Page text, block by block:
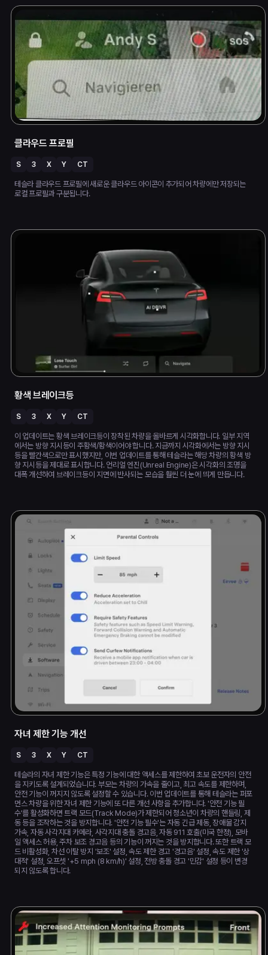
클라우드 프로필
S 3 X Y CT
테슬라 클라우드 프로필에 새로운 클라우드 아이콘이 추가되어 차량에만 저장되는
로컬 프로필과 구분됩니다.
황색 브레이크등
S 3 X Y CT
이 업데이트는 황색 브레이크등이 장착된 차량을 올바르게 시각화합니다. 일부 지역
에서는 방향 지시등이 주황색/황색이어야 합니다. 지금까지 시각화에서는 방향 지시
등을 빨간색으로만 표시했지만, 이번 업데이트를 통해 테슬라는 해당 차량의 황색 방
향 지시등을 제대로 표시합니다. 언리얼 엔진(Unreal Engine)은 시각화의 조명을
대폭 개선하여 브레이크등이 지면에 반사되는 모습을 훨씬 더 눈에 띄게 만듭니다.
자녀 제한 기능 개선
S 3 X Y CT
테슬라의 자녀 제한 기능은 특정 기능에 대한 액세스를 제한하여 초보 운전자의 안전
을 지키도록 설계되었습니다. 부모는 차량의 가속을 줄이고, 최고 속도를 제한하며,
안전 기능이 꺼지지 않도록 설정할 수 있습니다. 이번 업데이트를 통해 테슬라는 퍼포
먼스 차량을 위한 자녀 제한 기능에 또 다른 개선 사항을 추가합니다. '안전 기능 필
수'를 활성화하면 트랙 모드(Track Mode)가 제한되어 청소년이 차량의 핸들링, 제
동 등을 조작하는 것을 방지합니다. '안전 기능 필수'는 자동 긴급 제동, 장애물 감지
가속, 자동 사각지대 카메라, 사각지대 충돌 경고음, 자동 911 호출(미국 한정), 모바
일 액세스 허용, 주차 보조 경고음 등의 기능이 꺼지는 것을 방지합니다. 또한 트랙 모
드 비활성화, 차선 이탈 방지 '보조' 설정, 속도 제한 경고 '경고음' 설정, 속도 제한 '상
대적' 설정, 오프셋 '+5 mph (8 km/h)' 설정, 전방 충돌 경고 '민감' 설정 등이 변경
되지 않도록 합니다.